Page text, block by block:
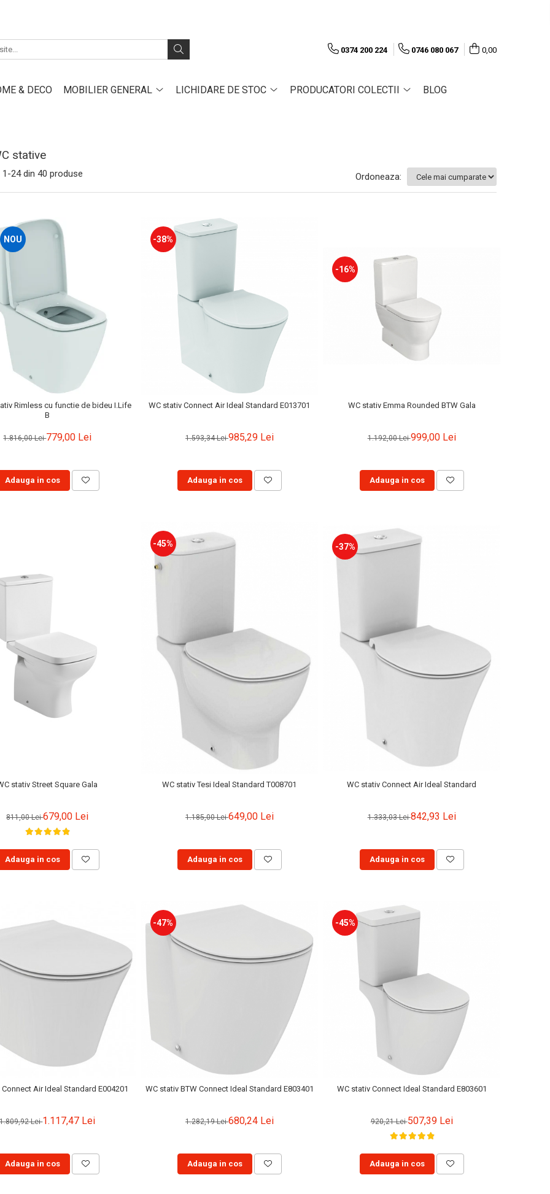
0374 200 224 0746 080 067 0,00
& DECO MOBILIER GENERAL LICHIDARE DE STOC PRODUCATORI COLECTII BLOG
stative
1-24din 40 produse Ordoneaza:
NOU
Rimless cu functie de bideu I.Life
B
1.816,00 Lei779,00 Lei
Adauga in cos
-38%
WC stativ Connect Air Ideal Standard E013701
1.593,34 Lei985,29 Lei
Adauga in cos
-16%
WC stativ Emma Rounded BTW Gala
1.192,00 Lei999,00 Lei
Adauga in cos
stativ Street Square Gala
811,00 Lei679,00 Lei
Adauga in cos
-45%
WC stativ Tesi Ideal Standard T008701
1.185,00 Lei649,00 Lei
Adauga in cos
-37%
WC stativ Connect Air Ideal Standard
1.333,03 Lei842,93 Lei
Adauga in cos
Air Ideal Standard E004201
1.809,92 Lei1.117,47 Lei
Adauga in cos
-47%
WC stativ BTW Connect Ideal Standard E803401
1.282,19 Lei680,24 Lei
Adauga in cos
-45%
WC stativ Connect Ideal Standard E803601
920,21 Lei507,39 Lei
Adauga in cos